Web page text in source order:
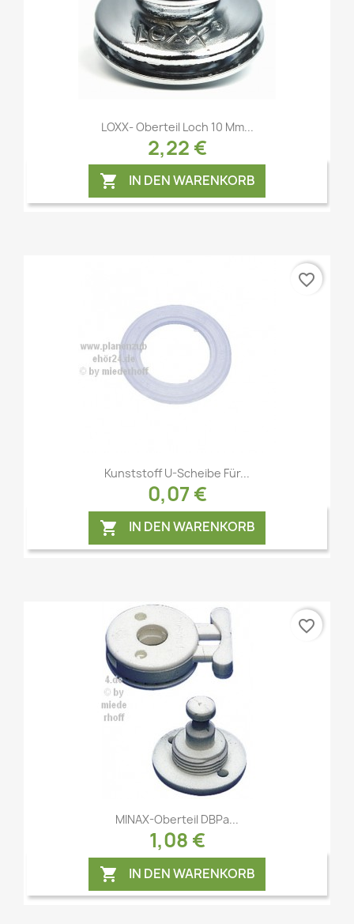
Vorschau
LOXX- Oberteil Loch 10 Mm...
2,22 €
 IN DEN WARENKORB
Vorschau
Kunststoff U-Scheibe Für...
0,07 €
 IN DEN WARENKORB
favorite_border
Vorschau
MINAX-Oberteil DBPa...
1,08 €
 IN DEN WARENKORB
favorite_border